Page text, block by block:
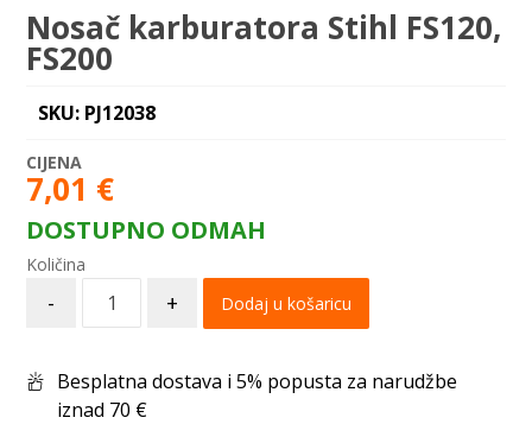
Nosač karburatora Stihl FS120,
FS200
SKU: PJ12038
7,01 €
DOSTUPNO ODMAH
- + Dodaj u košaricu
Besplatna dostava i 5% popusta za narudžbe
iznad 70 €